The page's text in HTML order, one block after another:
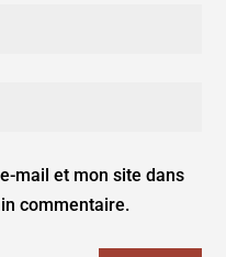
mail et mon site dans
commentaire.